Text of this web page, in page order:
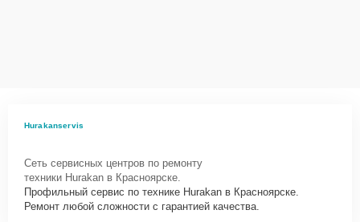
Для запуска процесса ремонта льдогенератора Hurakan HKN-
оперативно проконсультируют по всем необходимым вопросам,
запишут на диагностику, подскажут с вариантами курьерской
доставки или оформят выезд мастера в удобное время и место.
Hurakanservis
Сеть сервисных центров по ремонту
техники Hurakan в Красноярске.
Профильный сервис по технике Hurakan в Красноярске.
Ремонт любой сложности с гарантией качества.